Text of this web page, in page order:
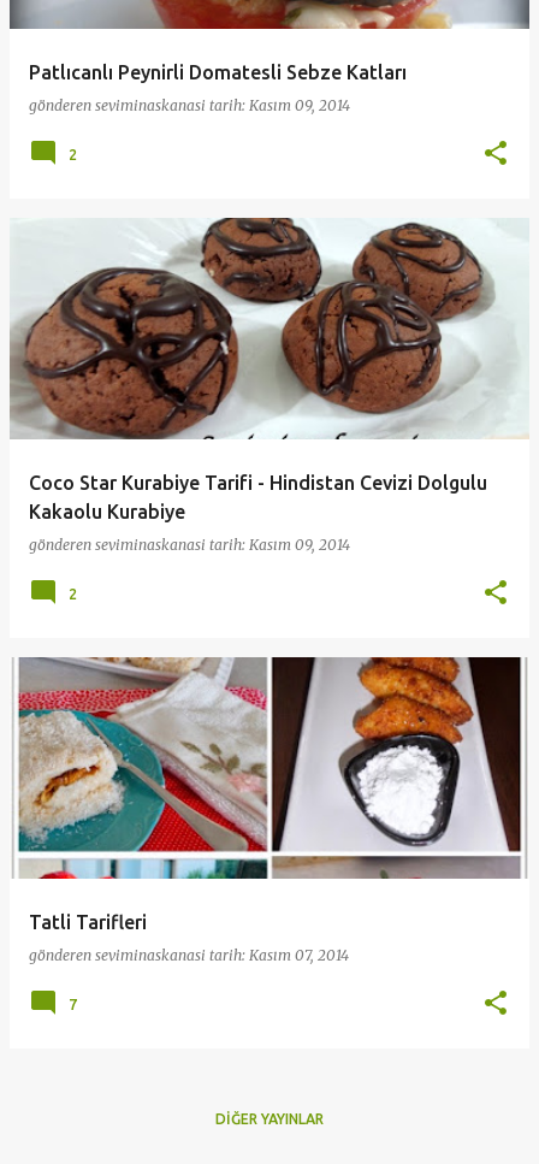
Patlıcanlı Peynirli Domatesli Sebze Katları
gönderen seviminaskanasi tarih: Kasım 09, 2014
2
Coco Star Kurabiye Tarifi - Hindistan Cevizi Dolgulu
Kakaolu Kurabiye
gönderen seviminaskanasi tarih: Kasım 09, 2014
2
Tatli Tarifleri
gönderen seviminaskanasi tarih: Kasım 07, 2014
7
DIĞER YAYINLAR